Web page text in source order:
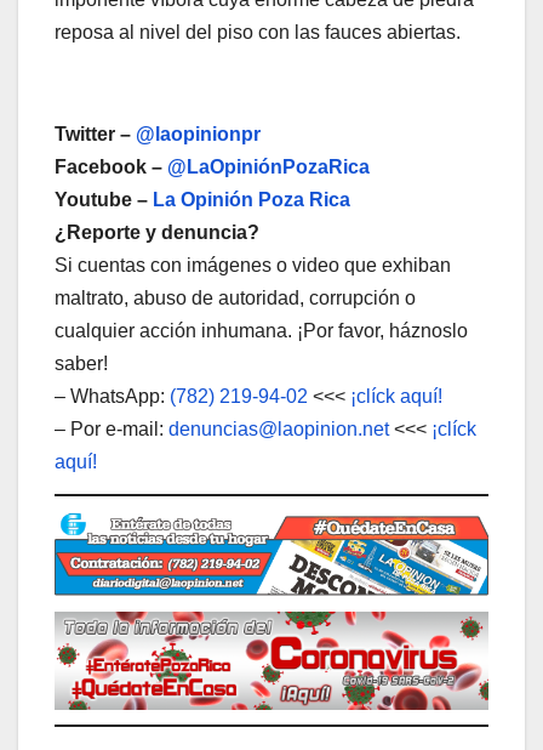
reposa al nivel del piso con las fauces abiertas.
Twitter – @laopinionpr
Facebook – @LaOpiniónPozaRica
Youtube – La Opinión Poza Rica
¿Reporte y denuncia?
Si cuentas con imágenes o video que exhiban
maltrato, abuso de autoridad, corrupción o
cualquier acción inhumana. ¡Por favor, háznoslo
saber!
– WhatsApp: (782) 219-94-02 <<< ¡clíck aquí!
– Por e-mail: denuncias@laopinion.net<<< ¡clíck
aquí!